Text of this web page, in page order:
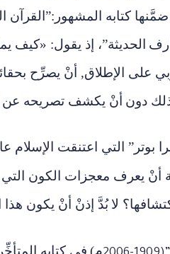
كتابه المشهور:”القرآن
الحديثة”، إذ يقول: «كيف
على الإطلاق, أنْ يصرِّح
دون أنْ يكشف تصريحه عن
التي اعتنقت الإسلام عام 1980م تقول: (كيف استطاع محَمَّد
أنْ يعرف معجزات الكون
لا بُدَّ إذنْ أنْ يكون هذا
م) في كتابه